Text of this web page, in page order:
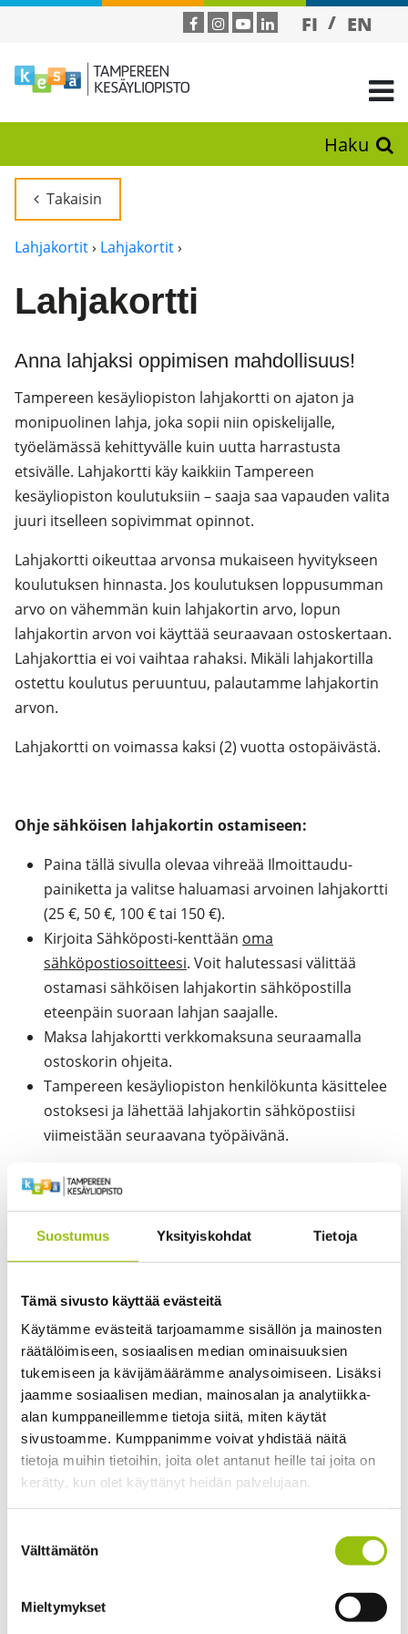
Suostumus Yksityiskohdat Tietoja
Tämä sivusto käyttää evästeitä
Käytämme evästeitä tarjoamamme sisällön ja mainosten
räätälöimiseen, sosiaalisen median ominaisuuksien
tukemiseen ja kävijämäärämme analysoimiseen. Lisäksi
jaamme sosiaalisen median, mainosalan ja analytiikka-
alan kumppaneillemme tietoja siitä, miten käytät
sivustoamme. Kumppanimme voivat yhdistää näitä
tietoja muihin tietoihin, joita olet antanut heille tai joita on
kerätty, kun olet käyttänyt heidän palvelujaan.
Cookiebot >
valinta
Välttämätön
Mieltymykset
FI EN
Haku
Takaisin
Lahjakortit› Lahjakortit›
Lahjakortti
Anna lahjaksi oppimisen mahdollisuus!
Tampereen kesäyliopiston lahjakortti on ajaton ja
monipuolinen lahja, joka sopii niin opiskelijalle,
työelämässä kehittyvälle kuin uutta harrastusta
etsivälle. Lahjakortti käy kaikkiin Tampereen
kesäyliopiston koulutuksiin – saaja saa vapauden valita
juuri itselleen sopivimmat opinnot.
Lahjakortti oikeuttaa arvonsa mukaiseen hyvitykseen
koulutuksen hinnasta. Jos koulutuksen loppusumman
arvo on vähemmän kuin lahjakortin arvo, lopun
lahjakortin arvon voi käyttää seuraavaan ostoskertaan.
Lahjakorttia ei voi vaihtaa rahaksi. Mikäli lahjakortilla
ostettu koulutus peruuntuu, palautamme lahjakortin
arvon.
Lahjakortti on voimassa kaksi (2) vuotta ostopäivästä.
Ohje sähköisen lahjakortin ostamiseen:
Paina tällä sivulla olevaa vihreää Ilmoittaudu-
painiketta ja valitse haluamasi arvoinen lahjakortti
(25 €, 50 €, 100 € tai 150 €).
Kirjoita Sähköposti-kenttään oma
sähköpostiosoitteesi. Voit halutessasi välittää
ostamasi sähköisen lahjakortin sähköpostilla
eteenpäin suoraan lahjan saajalle.
Maksa lahjakortti verkkomaksuna seuraamalla
ostoskorin ohjeita.
Tampereen kesäyliopiston henkilökunta käsittelee
ostoksesi ja lähettää lahjakortin sähköpostiisi
viimeistään seuraavana työpäivänä.
Ohje lahjakortin käyttämiseen (käyttöohjeet
Valitse Tampereen kesäyliopiston nettisivuilta
koulutus tai opintokokonaisuus.
Ilmoittaudu painamalla koulutuksen kuvauksessa
olevaa vihreää Ilmoittaudu-painiketta ja täytä omat
Kirjoita lahjakortissa lukeva koodi "Minulla on
etukoodi" kenttään. Paina "Tarkista koodi" -
painiketta, niin lahjakortin arvo hyvitetään
kokonaissummasta.
Lähetä ilmoittautuminen. Mikäli koulutuksen hinta
on lahjakorttia suurempi, maksa jäljelle jäänyt
osuus verkkomaksuna ostoskorin ohjeiden
osallistumismaksun, voit nyt sulkea selaimen.